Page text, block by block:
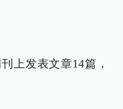
上发表文章14篇，